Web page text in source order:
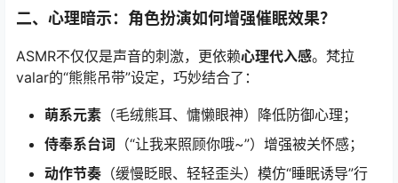
二、心理暗示：角色扮演如何增强催眠效果？
ASMR不仅仅是声音的刺激，更依赖心理代入感。梵拉
valar的“熊熊吊带”设定，巧妙结合了：
萌系元素 （毛绒熊耳、慵懒眼神）降低防御心理；
侍奉系台词
（“让我来照顾你哦~”）增强被关怀感；
动作节奏 （缓慢眨眼、轻轻歪头）模仿“睡眠诱导”行